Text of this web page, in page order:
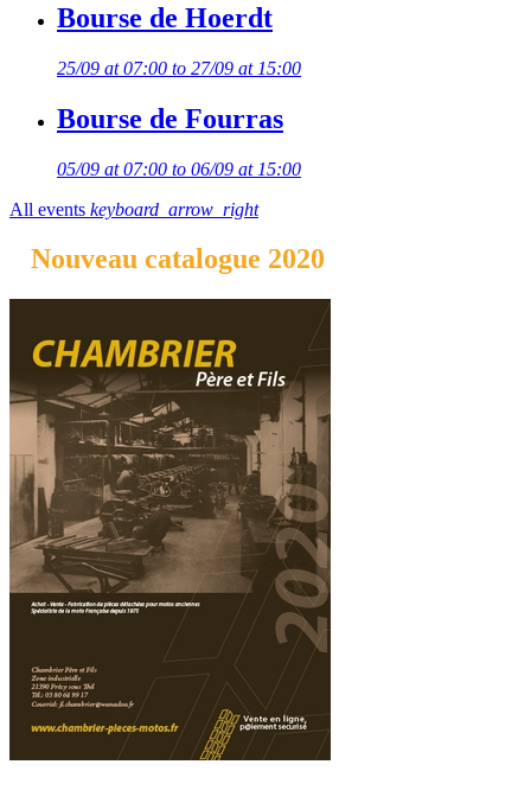
Bourse de Hoerdt
25/09 at 07:00 to 27/09 at 15:00
Bourse de Fourras
05/09 at 07:00 to 06/09 at 15:00
All events keyboard_arrow_right
Nouveau catalogue 2020